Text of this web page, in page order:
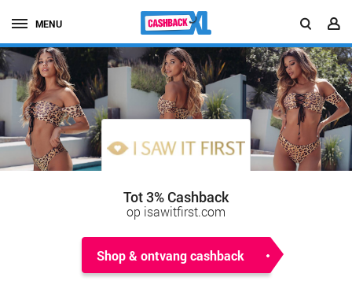
MENU
Tot 3% Cashback
op isawitfirst.com
Shop & ontvang cashback